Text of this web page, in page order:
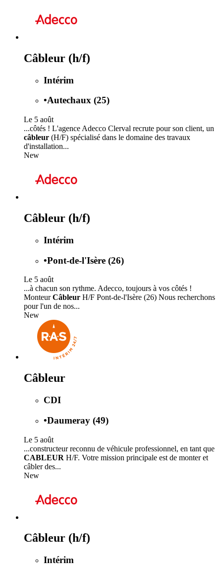
Câbleur (h/f)
Intérim
•Autechaux (25)
Le 5 août
...côtés ! L'agence Adecco Clerval recrute pour son client, un
câbleur (H/F) spécialisé dans le domaine des travaux
d'installation...
New
Câbleur (h/f)
Intérim
•Pont-de-l'Isère (26)
Le 5 août
...à chacun son rythme. Adecco, toujours à vos côtés !
MonteurCâbleur H/F Pont-de-l'Isère (26) Nous recherchons
pour l'un de nos...
New
Câbleur
CDI
•Daumeray (49)
Le 5 août
...constructeur reconnu de véhicule professionnel, en tant que
CABLEUR H/F. Votre mission principale est de monter et
câbler des...
New
Câbleur (h/f)
Intérim